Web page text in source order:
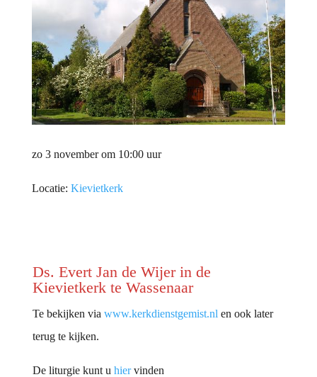
zo 3 november om 10:00 uur
Locatie: Kievietkerk
Ds. Evert Jan de Wijer in de
Kievietkerk te Wassenaar
Te bekijken via www.kerkdienstgemist.nl en ook later
terug te kijken.
De liturgie kunt u hiervinden